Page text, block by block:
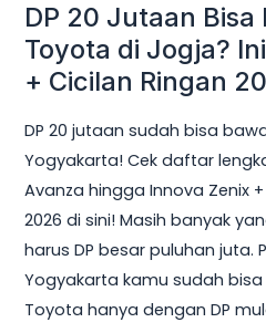
DP 20 Jutaan Bisa
Toyota di Jogja?
+ Cicilan Ringan
DP 20 jutaan sudah bisa
Yogyakarta! Cek daftar
Avanza hingga Innova Zenix
2026 di sini! Masih banyak
harus DP besar puluhan juta.
Yogyakarta kamu sudah
Toyota hanya dengan DP
DP
20
Jutaan
Dapat
Mobil
Toyota
di
Jogja?
Ini
Daftar